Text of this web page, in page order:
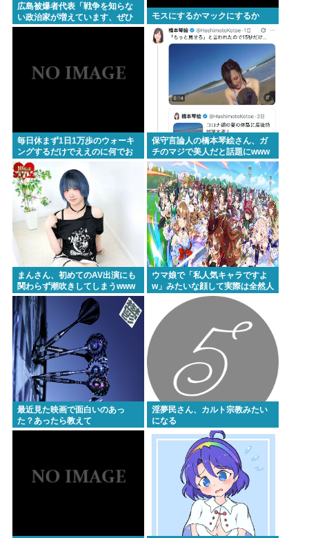
「海」 どっちが好きなの？
Powered by livedoor 相互RSS
広島被爆者代表「戦争を知らな
い政治家が増えています、ぜひ
原爆資料館に見学へ」高市早苗
モスにするかマックにするか
毎日休まず1日1万歩のウォーキ
ングするだけでええのに何でお
まえらやらないの？
保守言論人の橋本琴絵さん、ガ
チのマジで美人だと話題にwww
まんさん、初めてのAV出演にも
関わらず潮吹きしてしまうwww
ウマ娘で「私人気キャラですよ
w」みたいな顔して実際は全然人
気が無いウマ娘、発見されてし
まう…
最近見た映画で面白いのあっ
た？あったら教えて
淫夢民さん、カルト宗教みたい
になる